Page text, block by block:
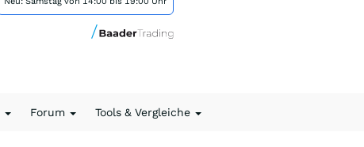
Forum Tools & Vergleiche